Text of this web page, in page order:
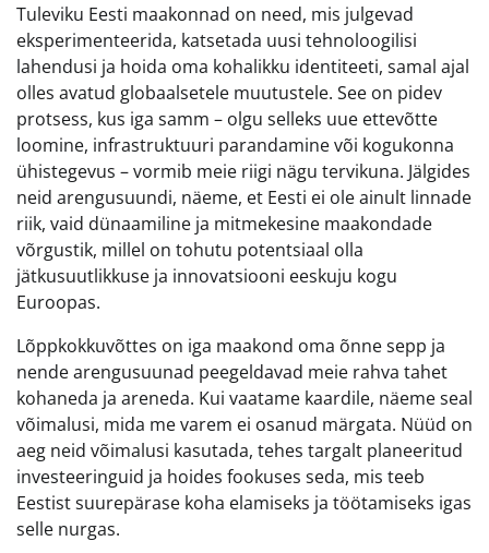
Tuleviku Eesti maakonnad on need, mis julgevad
eksperimenteerida, katsetada uusi tehnoloogilisi
lahendusi ja hoida oma kohalikku identiteeti, samal ajal
olles avatud globaalsetele muutustele. See on pidev
protsess, kus iga samm – olgu selleks uue ettevõtte
loomine, infrastruktuuri parandamine või kogukonna
ühistegevus – vormib meie riigi nägu tervikuna. Jälgides
neid arengusuundi, näeme, et Eesti ei ole ainult linnade
riik, vaid dünaamiline ja mitmekesine maakondade
võrgustik, millel on tohutu potentsiaal olla
jätkusuutlikkuse ja innovatsiooni eeskuju kogu
Euroopas.
Lõppkokkuvõttes on iga maakond oma õnne sepp ja
nende arengusuunad peegeldavad meie rahva tahet
kohaneda ja areneda. Kui vaatame kaardile, näeme seal
võimalusi, mida me varem ei osanud märgata. Nüüd on
aeg neid võimalusi kasutada, tehes targalt planeeritud
investeeringuid ja hoides fookuses seda, mis teeb
Eestist suurepärase koha elamiseks ja töötamiseks igas
selle nurgas.